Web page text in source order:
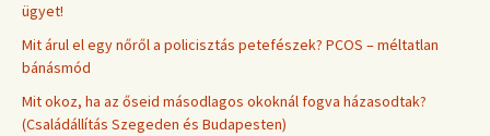
ügyet!
Mit árul el egy nőről a policisztás petefészek? PCOS – méltatlan
bánásmód
Mit okoz, ha az őseid másodlagos okoknál fogva házasodtak?
(Családállítás Szegeden és Budapesten)